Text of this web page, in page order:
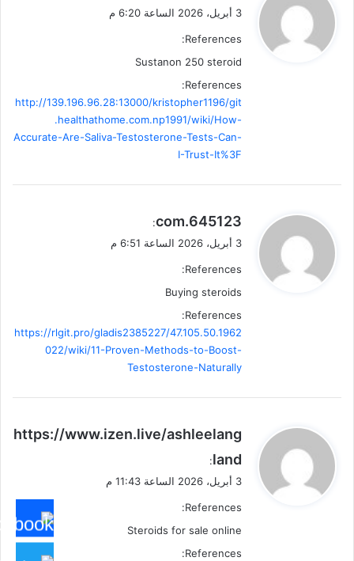
ل
3 أبريل، 2026 الساعة 6:20 م
References:
Sustanon 250 steroid
References:
http://139.196.96.28:13000/kristopher1196/git
.healthathome.com.np1991/wiki/How-
Accurate-Are-Saliva-Testosterone-Tests-Can-
I-Trust-It%3F
ي
ل
645123.com
:
3 أبريل، 2026 الساعة 6:51 م
References:
Buying steroids
References:
https://rlgit.pro/gladis2385227/47.105.50.1962
022/wiki/11-Proven-Methods-to-Boost-
Testosterone-Naturally
ي
و
ل
https://www.izen.live/ashleelang
land
:
3 أبريل، 2026 الساعة 11:43 م
References:
Steroids for sale online
References: